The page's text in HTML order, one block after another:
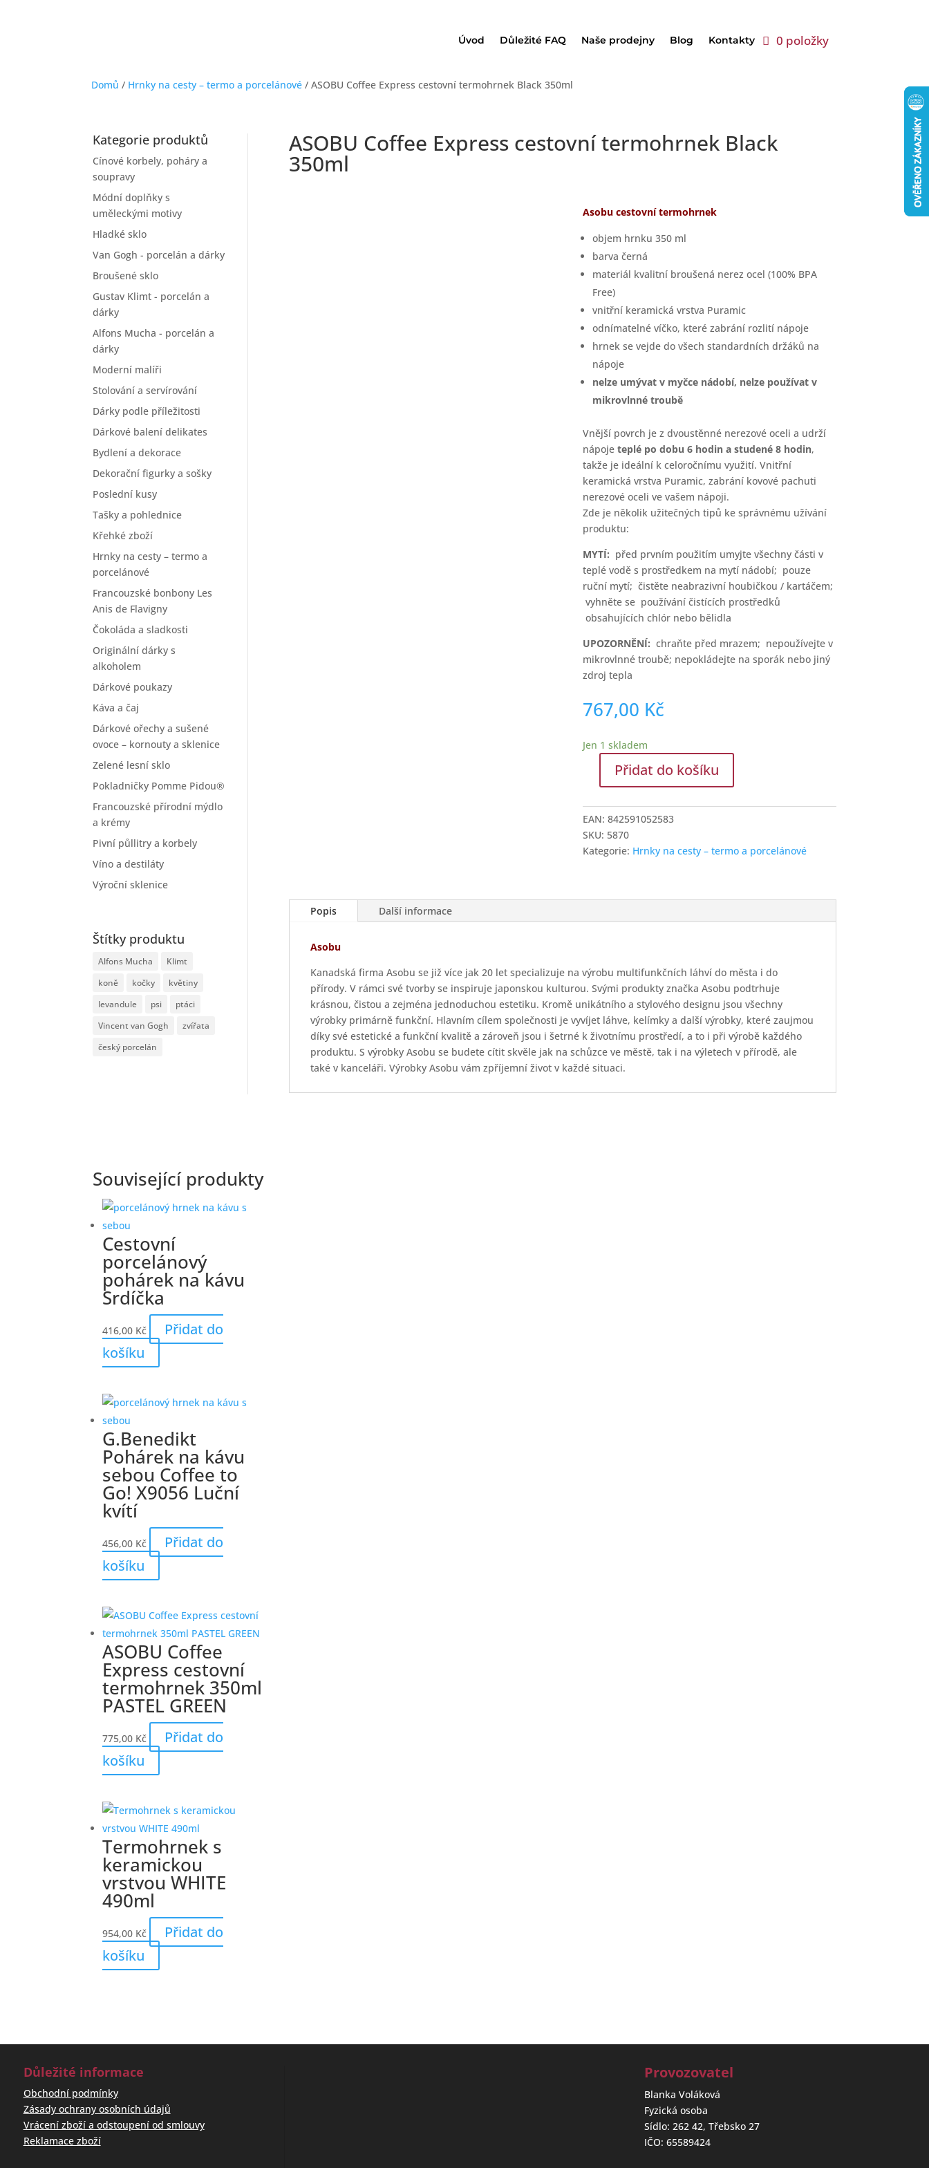
Úvod Důležité FAQ Naše prodejny Blog Kontakty 0 položky
Domů / Hrnky na cesty – termo a porcelánové / ASOBU Coffee Express cestovní termohrnek Black 350ml
Kategorie produktů
Cínové korbely, poháry a
soupravy
Módní doplňky s
uměleckými motivy
Hladké sklo
Van Gogh - porcelán a dárky
Broušené sklo
Gustav Klimt - porcelán a
dárky
Alfons Mucha - porcelán a
dárky
Moderní malíři
Stolování a servírování
Dárky podle příležitosti
Dárkové balení delikates
Bydlení a dekorace
Dekorační figurky a sošky
Poslední kusy
Tašky a pohlednice
Křehké zboží
Hrnky na cesty – termo a
porcelánové
Francouzské bonbony Les
Anis de Flavigny
Čokoláda a sladkosti
Originální dárky s
alkoholem
Dárkové poukazy
Káva a čaj
Dárkové ořechy a sušené
ovoce – kornouty a sklenice
Zelené lesní sklo
Pokladničky Pomme Pidou®
Francouzské přírodní mýdlo
a krémy
Pivní půllitry a korbely
Víno a destiláty
Výroční sklenice
Štítky produktu
Alfons Mucha
Klimt
koně
kočky
květiny
levandule
psi
ptáci
Vincent van Gogh
zvířata
český porcelán
ASOBU Coffee Express cestovní termohrnek Black
350ml
Asobu cestovní termohrnek
objem hrnku 350 ml
barva černá
materiál kvalitní broušená nerez ocel (100% BPA
Free)
vnitřní keramická vrstva Puramic
odnímatelné víčko, které zabrání rozlití nápoje
hrnek se vejde do všech standardních držáků na
nápoje
nelze umývat v myčce nádobí, nelze používat v
mikrovlnné troubě
Vnější povrch je z dvoustěnné nerezové oceli a udrží
nápojeteplé po dobu 6 hodin a studené 8 hodin,
takže je ideální k celoročnímu využití. Vnitřní
keramická vrstva Puramic, zabrání kovové pachuti
nerezové oceli ve vašem nápoji.
Zde je několik užitečných tipů ke správnému užívání
produktu:
MYTÍ: před prvním použitím umyjte všechny části v
teplé vodě s prostředkem na mytí nádobí; pouze
ruční mytí; čistěte neabrazivní houbičkou / kartáčem;
vyhněte se používání čistících prostředků
obsahujících chlór nebo bělidla
UPOZORNĚNÍ: chraňte před mrazem; nepoužívejte v
mikrovlnné troubě; nepokládejte na sporák nebo jiný
zdroj tepla
767,00 Kč
Jen 1 skladem
Express
cestovní
termohrnek
Black
Přidat do košíku
EAN:842591052583
SKU: 5870
Kategorie: Hrnky na cesty – termo a porcelánové
Popis Další informace
Asobu
Kanadská firma Asobu se již více jak 20 let specializuje na výrobu multifunkčních láhví do města i do
přírody. V rámci své tvorby se inspiruje japonskou kulturou. Svými produkty značka Asobu podtrhuje
krásnou, čistou a zejména jednoduchou estetiku. Kromě unikátního a stylového designu jsou všechny
výrobky primárně funkční. Hlavním cílem společnosti je vyvíjet láhve, kelímky a další výrobky, které zaujmou
díky své estetické a funkční kvalitě a zároveň jsou i šetrné k životnímu prostředí, a to i při výrobě každého
produktu. S výrobky Asobu se budete cítit skvěle jak na schůzce ve městě, tak i na výletech v přírodě, ale
také v kanceláři. Výrobky Asobu vám zpříjemní život v každé situaci.
Související produkty
Cestovní
porcelánový
pohárek na kávu
Srdíčka
416,00 Kč
Přidat do
košíku
G.Benedikt
Pohárek na kávu
sebou Coffee to
Go! X9056 Luční
kvítí
456,00 Kč
Přidat do
košíku
ASOBU Coffee
Express cestovní
termohrnek 350ml
PASTEL GREEN
775,00 Kč
Přidat do
košíku
Termohrnek s
keramickou
vrstvou WHITE
490ml
954,00 Kč
Přidat do
košíku
Důležité informace
Obchodní podmínky
Zásady ochrany osobních údajů
Vrácení zboží a odstoupení od smlouvy
Reklamace zboží
Provozovatel
Blanka Voláková
Fyzická osoba
Sídlo: 262 42, Třebsko 27
IČO: 65589424